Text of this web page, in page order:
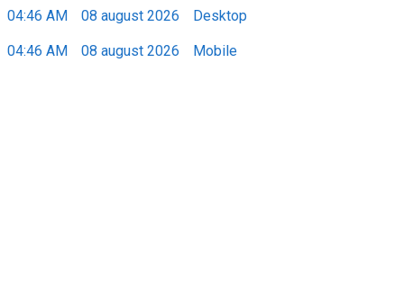
04:46 AM 08 august 2026 Desktop
04:46 AM 08 august 2026 Mobile